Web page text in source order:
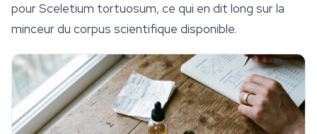
pourSceletium tortuosum, ce qui en dit long sur la
minceur du corpus scientifique disponible.